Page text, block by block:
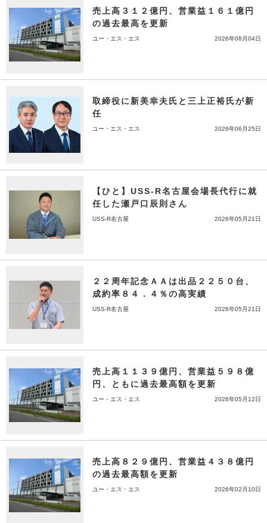
売上高３１２億円、営業益１６１億円
の過去最高を更新
ユー・エス・エス 2026年08月04日
取締役に新美幸夫氏と三上正裕氏が新
任
ユー・エス・エス 2026年06月25日
【ひと】USS-R名古屋会場長代行に就
任した瀬戸口辰則さん
USS-R名古屋 2026年05月21日
２２周年記念ＡＡは出品２２５０台、
成約率８４．４％の高実績
USS-R名古屋 2026年05月21日
売上高１１３９億円、営業益５９８億
円、ともに過去最高額を更新
ユー・エス・エス 2026年05月12日
売上高８２９億円、営業益４３８億円
の過去最高額を更新
ユー・エス・エス 2026年02月10日